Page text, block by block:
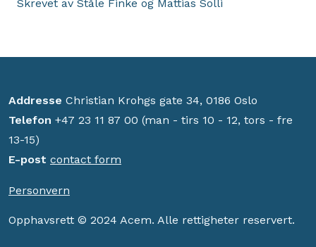
Skrevet av Ståle Finke og Mattias Solli
Addresse Christian Krohgs gate 34, 0186 Oslo
Telefon +47 23 11 87 00 (man - tirs 10 - 12, tors - fre
13-15)
E-post contact form
Personvern
Opphavsrett © 2024 Acem. Alle rettigheter reservert.